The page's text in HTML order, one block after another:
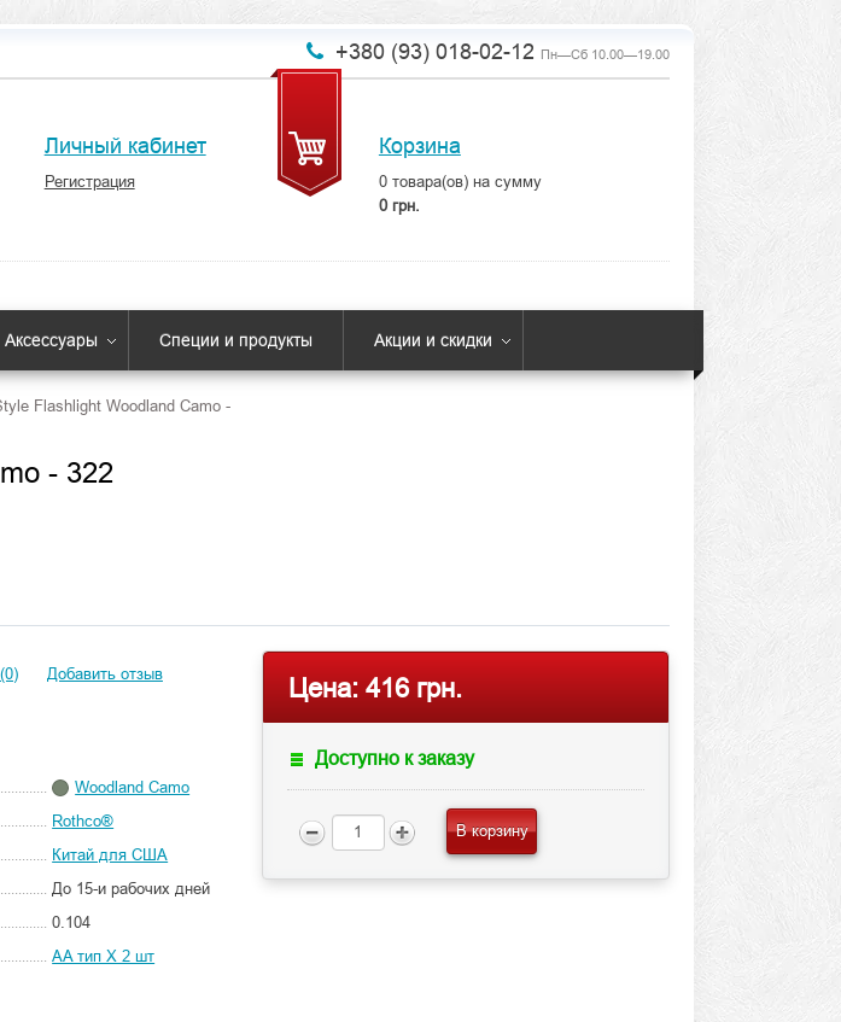
+380 (93) 018-02-12 Пн—Сб 10.00—19.00
Личный кабинет
Регистрация
Корзина
0товара(ов) на сумму
0 грн.
Аксессуары Специи и продукты Акции и скидки
Flashlight Woodland Camo -
- 322
Добавить отзыв
Woodland Camo
Rothco®
Китай для США
До 15-и рабочих дней
0.104
AA тип X 2 шт
Цена: 416 грн.
Доступно к заказу
В корзину